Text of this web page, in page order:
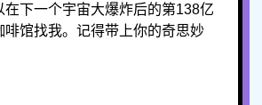
在下一个宇宙大爆炸后的第138亿
啡馆找我。记得带上你的奇思妙